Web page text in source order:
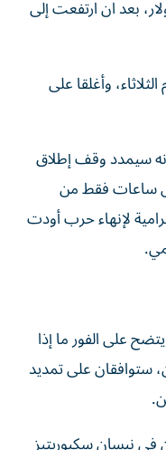
أو 0.3 بالمئة، إلى 89.39 دولار، بعد ان ارتفعت إلى
القياسيان قرابة 5% يوم الثلاثاء، وأغلقا على
سيمدد وقف إطلاق
ساعات فقط من
لإنهاء حرب ⁠أودت
على الفور ما إذا
ستوافقان على تمديد